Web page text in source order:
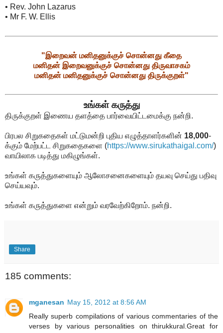
• Rev. John Lazarus
• Mr F. W. Ellis
"இறைவன் மனிதனுக்குச் சொன்னது கீதை
மனிதன் இறைவனுக்குச் சொன்னது திருவாசகம்
மனிதன் மனிதனுக்குச் சொன்னது திருக்குறள்"
உங்கள் கருத்து
திருக்குறள் இணைய தளத்தை பார்வையிட்டமைக்கு நன்றி.
பிரபல சிறுகதைகள் மட்டுமன்றி புதிய எழுத்தாளர்களின் 18,000-
க்கும் மேற்பட்ட சிறுகதைகளை (https://www.sirukathaigal.com/)
வாயிலாக படித்து மகிழுங்கள்.
உங்கள் கருத்துகளையும் ஆலோசனைகளையும் தயவு செய்து பதிவு
செய்யவும்.
உங்கள் கருத்துகளை என்றும் வரவேற்கிறோம். நன்றி.
Share
185 comments:
mganesan May 15, 2012 at 8:56 AM
Really superb compilations of various commentaries of the
verses by various personalities on thirukkural.Great for